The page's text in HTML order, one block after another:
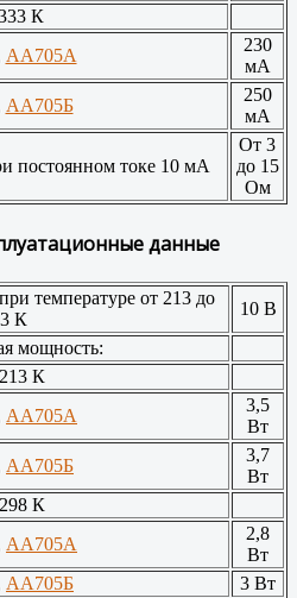
К
АА705А
230
мА
АА705Б
250
мА
постоянном токе 10 мА
От 3
до 15
Ом
данные
температуре от 213 до
К
10 В
мощность:
К
АА705А
3,5
Вт
АА705Б
3,7
Вт
К
АА705А
2,8
Вт
АА705Б
3 Вт